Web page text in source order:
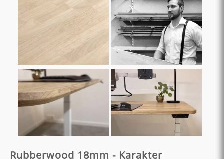
Rubberwood 18mm - Karakter